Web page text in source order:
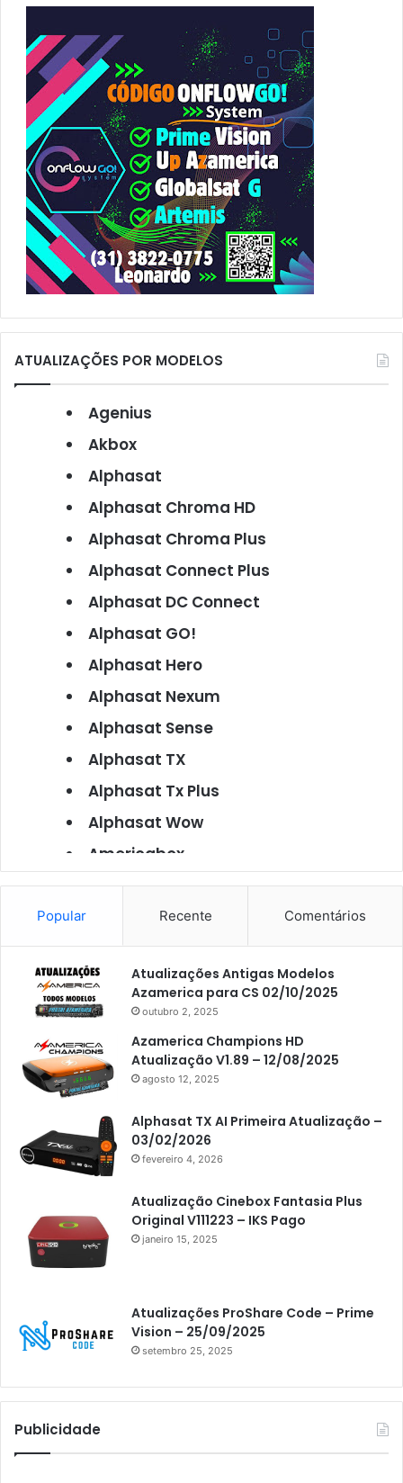
a
p
o
r
:
ATUALIZAÇÕES POR MODELOS
Agenius
Akbox
Alphasat
Alphasat Chroma HD
Alphasat Chroma Plus
Alphasat Connect Plus
Alphasat DC Connect
Alphasat GO!
Alphasat Hero
Alphasat Nexum
Alphasat Sense
Alphasat TX
Alphasat Tx Plus
Alphasat Wow
Americabox
Americabox S101
Americabox S105
Americabox S105 Plus
Americabox S205
Americabox S205 Plus
Americabox S305 Plus
Artcom
Athomics
Athomics Eon
Athomics i3
Athomics i3 Bold
Athomics Inspire Qi
Athomics Inspire Qi Lite
Athomics S3
Athomics T3
Atto
AttoNet
Popular Recente Comentários
Atualizações Antigas Modelos
Azamerica para CS 02/10/2025
outubro 2, 2025
Azamerica Champions HD
Atualização V1.89 – 12/08/2025
agosto 12, 2025
Alphasat TX AI Primeira Atualização –
03/02/2026
fevereiro 4, 2026
Atualização Cinebox Fantasia Plus
Original V111223 – IKS Pago
janeiro 15, 2025
Atualizações ProShare Code – Prime
Vision – 25/09/2025
setembro 25, 2025
Publicidade